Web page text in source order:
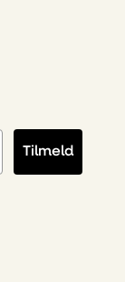
Tilmeld